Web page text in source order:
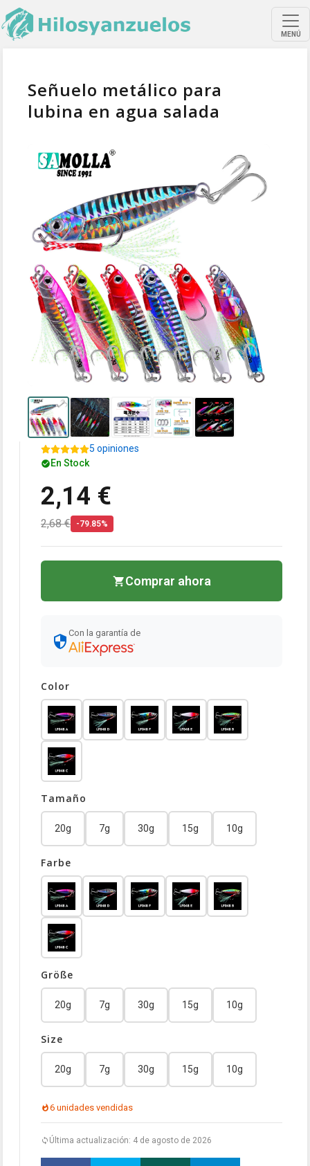
MENÚ
Señuelo metálico para
lubina en agua salada
5 opiniones
En Stock
2,14 €
2,68 € -79.85%
Comprar ahora
Con la garantía de
Color
Tamaño
20g 7g 30g 15g 10g
Farbe
Größe
20g 7g 30g 15g 10g
Size
20g 7g 30g 15g 10g
6 unidades vendidas
Última actualización: 4 de agosto de 2026